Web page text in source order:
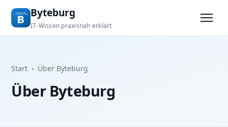
Byteburg
IT-Wissen praxisnah erklärt
Start › Über Byteburg
Über Byteburg